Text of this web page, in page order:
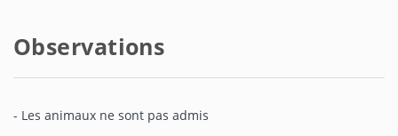
Observations
- Les animaux ne sont pas admis